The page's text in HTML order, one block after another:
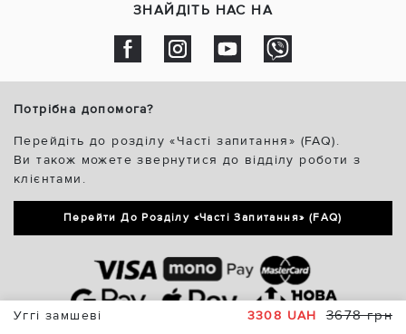
Уггі замшеві 3308 UAH 3678 грн
ЗНАЙДІТЬ НАС НА
Потрібна допомога?
Перейдіть до розділу «Часті запитання» (FAQ).
Ви також можете звернутися до відділу роботи з
клієнтами.
Перейти До Розділу «Часті Запитання» (FAQ)